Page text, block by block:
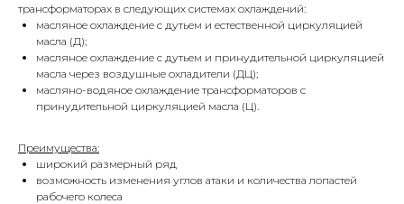
трансформаторах в следующих системах охлаждений:
масляное охлаждение с дутьем и естественной циркуляцией
масла (Д);
масляное охлаждение с дутьем и принудительной циркуляцией
масла через воздушные охладители (ДЦ);
масляно-водяное охлаждение трансформаторов с
принудительной циркуляцией масла (Ц).
Преимущества:
широкий размерный ряд
возможность изменения углов атаки и количества лопастей
рабочего колеса